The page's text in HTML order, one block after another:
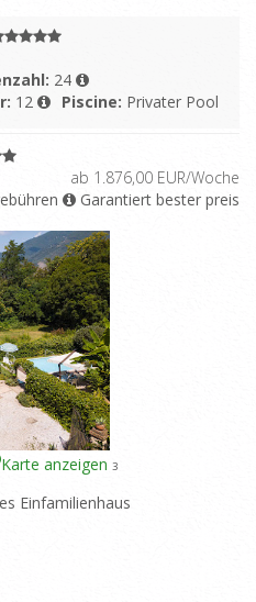
24
12 Piscine: Privater Pool
ab 1.876,00 EUR/Woche
Garantiert bester preis
Karte anzeigen 3
Einfamilienhaus